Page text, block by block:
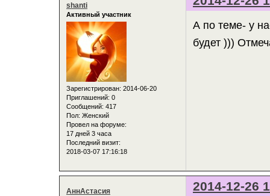
shanti
Активный участник
Зарегистрирован: 2014-06-20
Приглашений: 0
Сообщений: 417
Пол: Женский
Провел на форуме:
17 дней 3 часа
Последний визит:
2018-03-07 17:16:18
А по теме- у
будет )))
2014-12-26
АннАстасия